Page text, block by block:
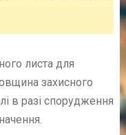
листа для
захисного
в разі спорудження